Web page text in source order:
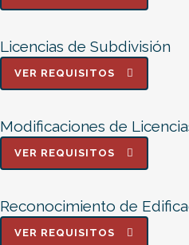
Licencias de Subdivisión
VER REQUISITOS
Modificaciones de
VER REQUISITOS
Reconocimiento de
VER REQUISITOS